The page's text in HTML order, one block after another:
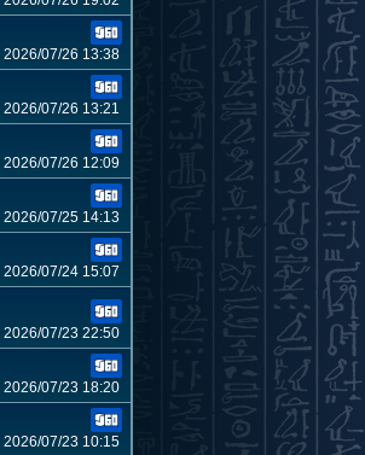
2026/07/26 13:38
2026/07/26 13:21
2026/07/26 12:09
2026/07/25 14:13
2026/07/24 15:07
2026/07/23 22:50
2026/07/23 18:20
2026/07/23 10:15